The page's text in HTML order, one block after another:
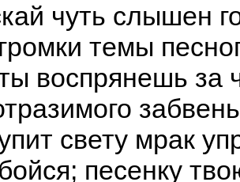
чуть слышен
темы
воспрянешь за
свету мрак
песенку